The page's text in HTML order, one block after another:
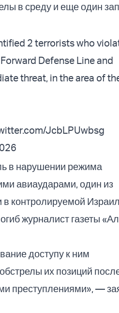
в среду и еще один
2 terrorists who
Defense Line and
threat, in the area of
JcbLPUwbsg
в нарушении режима
авиаударами, один из
в контролируемой
журналист газеты
доступу к ним
их позиций
преступлениями», —